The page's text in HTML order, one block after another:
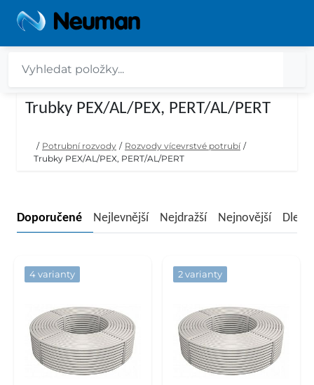
Trubky PEX/AL/PEX, PERT/AL/PERT
/ Potrubní rozvody / Rozvody vícevrstvé potrubí /
Trubky PEX/AL/PEX, PERT/AL/PERT
Doporučené Nejlevnější Nejdražší Nejnovější Dle
4 varianty 2 varianty